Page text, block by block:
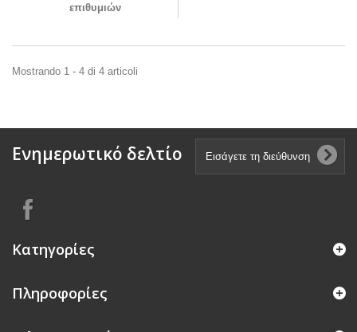
επιθυμιών
Mostrando 1 - 4 di 4 articoli
Ενημερωτικό δελτίο
Κατηγορίες
Πληροφορίες